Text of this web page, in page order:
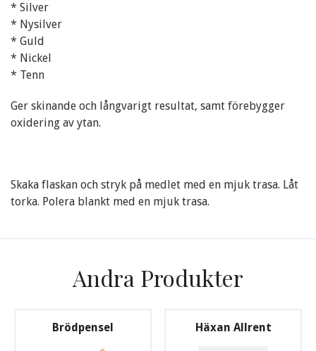
* Silver
* Nysilver
* Guld
* Nickel
* Tenn
Ger skinande och långvarigt resultat, samt förebygger
oxidering av ytan.
Skaka flaskan och stryk på medlet med en mjuk trasa. Låt
torka. Polera blankt med en mjuk trasa.
Andra Produkter
Brödpensel Häxan Allrent